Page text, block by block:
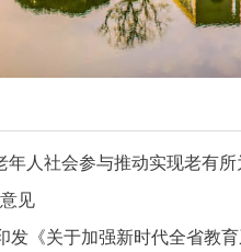
人社会参与推动实现老有所
见
发《关于加强新时代全省教